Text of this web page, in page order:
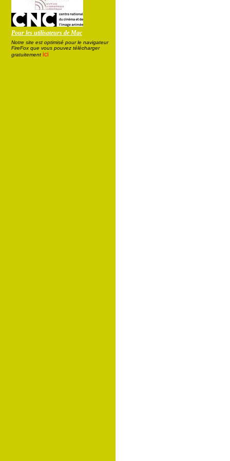
Pour les utilisateurs de Mac
Notre site est optimisé pour le navigateur
FireFox que vous pouvez télécharger
gratuitement ici